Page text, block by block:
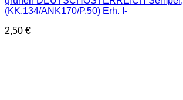
(KK.134/ANK170/P.50) Erh. I-
2,50 €